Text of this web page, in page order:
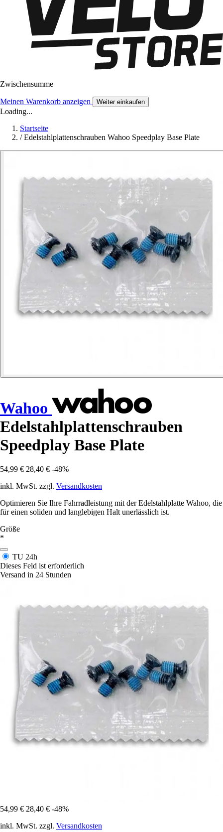
Zwischensumme
Meinen Warenkorb anzeigen Weiter einkaufen
Loading...
Startseite
/ Edelstahlplattenschrauben Wahoo Speedplay Base Plate
Wahoo
Edelstahlplattenschrauben
Speedplay Base Plate
54,99 € 28,40 € -48%
inkl. MwSt. zzgl. Versandkosten
Optimieren Sie Ihre Fahrradleistung mit der Edelstahlplatte Wahoo, die
für einen soliden und langlebigen Halt unerlässlich ist.
Größe
*
TU 24h
Dieses Feld ist erforderlich
Versand in 24 Stunden
54,99 € 28,40 € -48%
inkl. MwSt. zzgl. Versandkosten